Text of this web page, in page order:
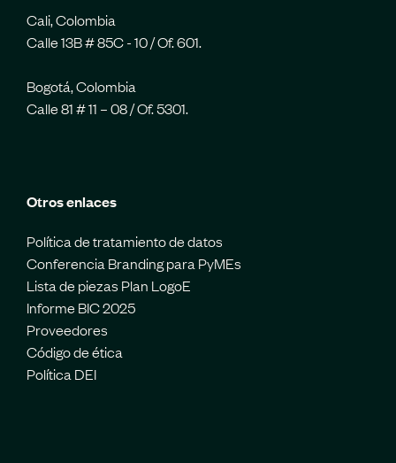
Cali, Colombia
Calle 13B # 85C - 10 / Of. 601.
Bogotá, Colombia
Calle 81 # 11 – 08 / Of. 5301.
Otros enlaces
Política de tratamiento de datos
Conferencia Branding para PyMEs
Lista de piezas Plan LogoE
Informe BIC 2025
Proveedores
Código de ética
Política DEI